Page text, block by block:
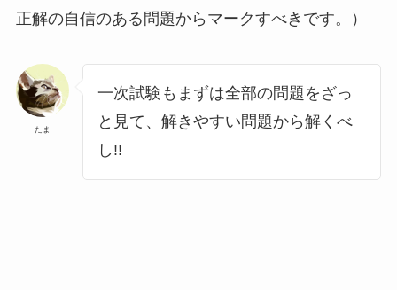
正解の自信のある問題からマークすべきです。）
たま
一次試験もまずは全部の問題をざっ
と見て、解きやすい問題から解くべ
し!!